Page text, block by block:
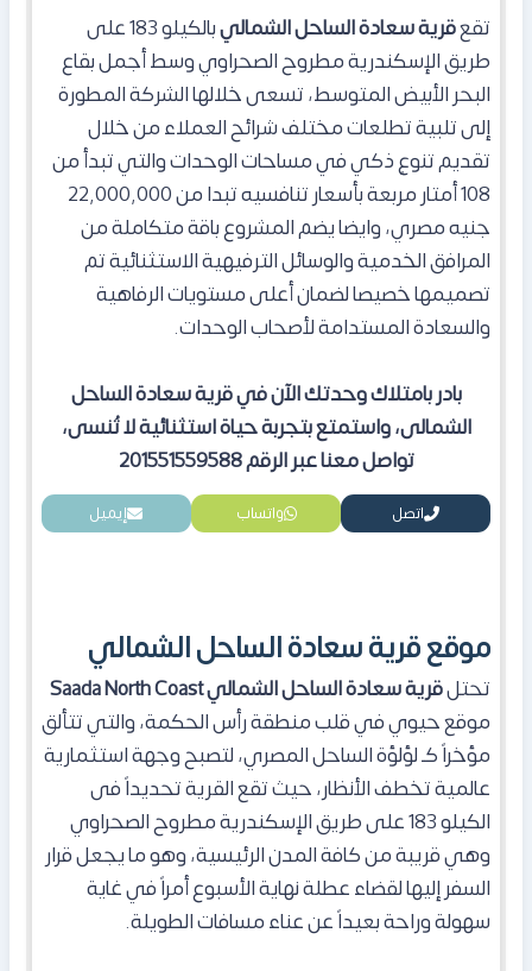
تقعقرية سعادة الساحل الشمالي
بالكيلو 183 على
طريق الإسكندرية مطروح الصحراوي وسط أجمل بقاع
البحر الأبيض المتوسط، تسعى خلالها الشركة المطورة
إلى تلبية تطلعات مختلف شرائح العملاء من خلال
تقديم تنوعٍ ذكي في مساحات الوحدات والتي تبدأ من
108 أمتار مربعة بأسعار تنافسيه تبدا من 22,000,000
جنيه مصري، وايضا يضم المشروع باقة متكاملة من
المرافق الخدمية والوسائل الترفيهية الاستثنائية تم
تصميمها خصيصا لضمان أعلى مستويات الرفاهية
والسعادة المستدامة لأصحاب الوحدات.
بادر بامتلاك وحدتك الآن في قرية سعادة الساحل
الشمالى، واستمتع بتجربة حياة استثنائية لا تُنسى،
تواصل معنا عبر الرقم 201551559588
اتصل واتساب إيميل
موقع قرية سعادة الساحل الشمالي
تحتلقرية سعادة الساحل الشمالي Saada North Coast
موقع حيوي في قلب منطقة رأس الحكمة، والتي تتألق
مؤخراً كـ لؤلؤة الساحل المصري، لتصبح وجهة استثمارية
عالمية تخطف الأنظار، حيث تقع القرية تحديداً فى
الكيلو 183 على طريق الإسكندرية مطروح الصحراوي
وهي قريبة من كافة المدن الرئيسية، وهو ما يجعل قرار
السفر إليها لقضاء عطلة نهاية الأسبوع أمراً في غاية
سهولة وراحة بعيداً عن عناء مسافات الطويلة.